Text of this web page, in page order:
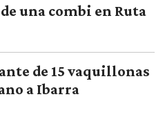
una combi en Ruta
de 15 vaquillonas
a Ibarra